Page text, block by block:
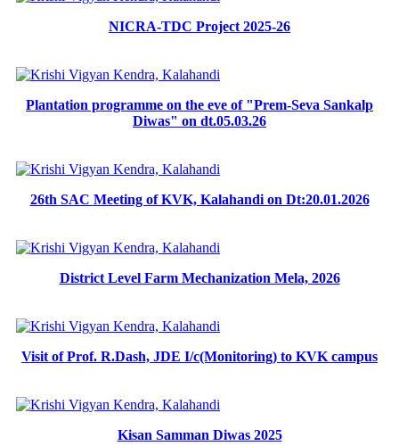
NICRA-TDC Project 2025-26
Plantation programme on the eve of "Prem-Seva Sankalp
Diwas" on dt.05.03.26
26th SAC Meeting of KVK, Kalahandi on Dt:20.01.2026
District Level Farm Mechanization Mela, 2026
Visit of Prof. R.Dash, JDE I/c(Monitoring) to KVK campus
Kisan Samman Diwas 2025